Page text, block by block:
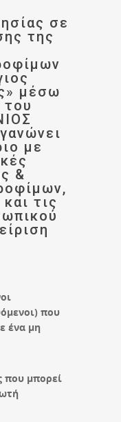
σε
της
μέσω
του
με
&
τις
που
ένα μη
που μπορεί